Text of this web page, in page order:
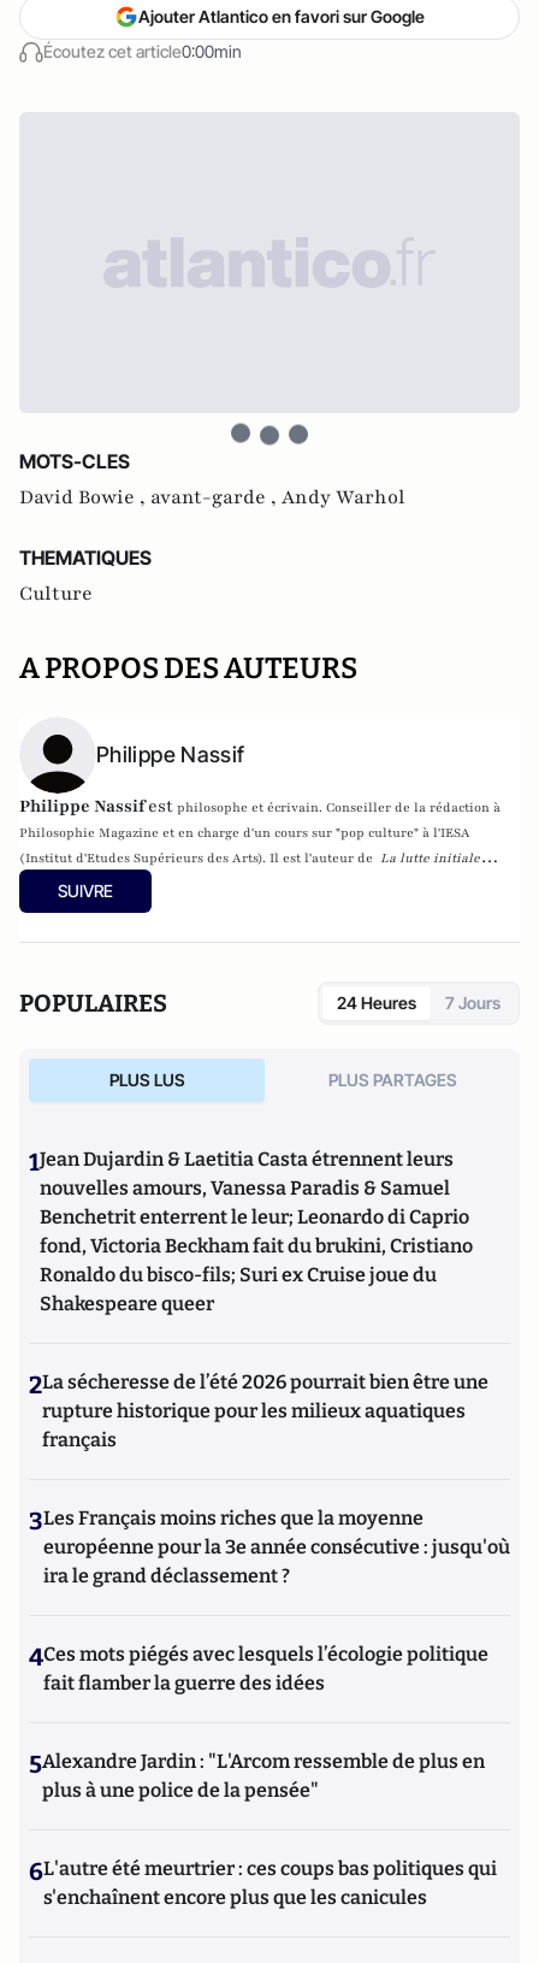
Écoutez cet article0:00min
Ajouter Atlantico en favori sur Google
MOTS-CLES
David Bowie , avant-garde , Andy Warhol
THEMATIQUES
Culture
A PROPOS DES AUTEURS
Philippe Nassif
Philippe Nassifest philosophe et écrivain. Conseiller de la rédaction à
Philosophie Magazine et en charge d'un cours sur "pop culture" à l'IESA
(Institut d'Etudes Supérieurs des Arts). Il est l'auteur de La lutte initiale
(Denoël, 2011) et son dernier essai publié est Ultimes (Allary Editions,
novembre 2015)
SUIVRE
POPULAIRES 24 Heures 7 Jours
PLUS LUS PLUS PARTAGES
1Jean Dujardin & Laetitia Casta étrennent leurs
nouvelles amours, Vanessa Paradis & Samuel
Benchetrit enterrent le leur; Leonardo di Caprio
fond, Victoria Beckham fait du brukini, Cristiano
Ronaldo du bisco-fils; Suri ex Cruise joue du
Shakespeare queer
2La sécheresse de l’été 2026 pourrait bien être une
rupture historique pour les milieux aquatiques
français
3Les Français moins riches que la moyenne
européenne pour la 3e année consécutive : jusqu'où
ira le grand déclassement ?
4Ces mots piégés avec lesquels l’écologie politique
fait flamber la guerre des idées
5Alexandre Jardin : "L'Arcom ressemble de plus en
plus à une police de la pensée"
6L'autre été meurtrier : ces coups bas politiques qui
s'enchaînent encore plus que les canicules